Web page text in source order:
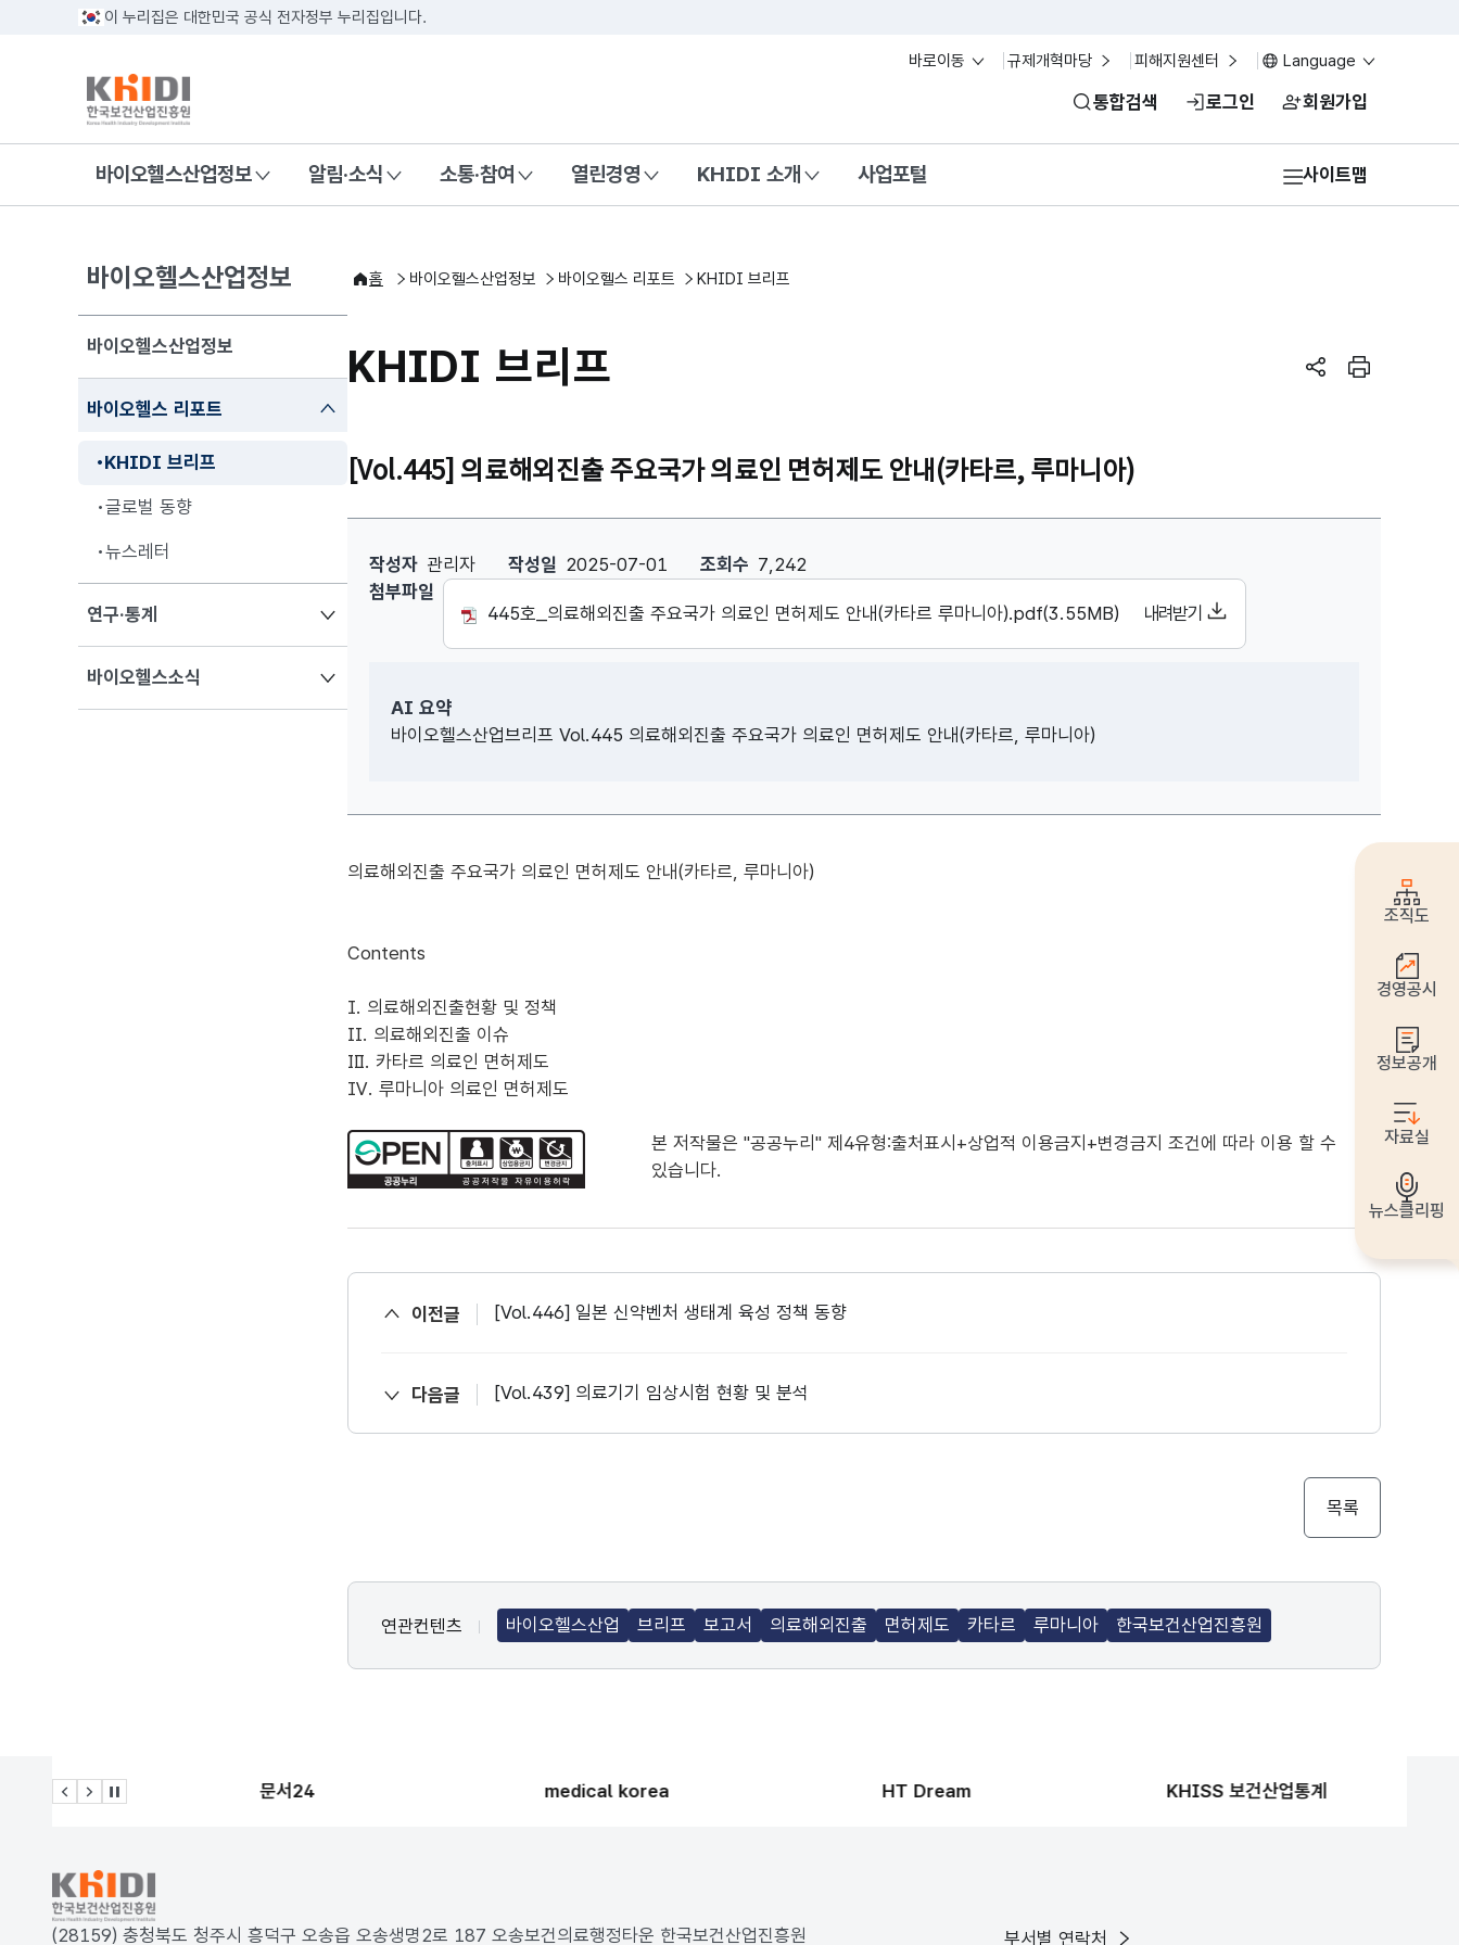
이 누리집은 대한민국 공식 전자정부 누리집입니다.
바로이동 규제개혁마당 피해지원센터 Language
통합검색 로그인 회원가입
바이오헬스산업정보 알림·소식 소통·참여 열린경영 KHIDI 소개 사업포털 사이트맵
바이오헬스산업정보
바이오헬스산업정보
바이오헬스 리포트
닫기
KHIDI 브리프
글로벌 동향
뉴스레터
연구·통계
열기
바이오헬스소식
열기
홈 바이오헬스산업정보 바이오헬스 리포트 KHIDI 브리프
KHIDI 브리프 페이지 공유하기
페이지 인쇄
[Vol.445] 의료해외진출 주요국가 의료인 면허제도 안내(카타르, 루마니아)
[Vol.445] 의료해외진출 주요국가 의료인 면허제도 안내(카타르, 루마니아) : 작성자, 작성일, 조회수, 첨부파일 정보 제공
작성자 관리자 작성일 2025-07-01 조회수 7,242
첨부파일
445호_의료해외진출 주요국가 의료인 면허제도 안내(카타르 루마니아).pdf(3.55MB)
내려받기
AI 요약
바이오헬스산업브리프 Vol.445 의료해외진출 주요국가 의료인 면허제도 안내(카타르, 루마니아)
의료해외진출 주요국가 의료인 면허제도 안내(카타르, 루마니아)
Contents
Ⅰ. 의료해외진출현황 및 정책
Ⅱ. 의료해외진출 이슈
Ⅲ. 카타르 의료인 면허제도
Ⅳ. 루마니아 의료인 면허제도
본 저작물은 "공공누리" 제4유형:출처표시+상업적 이용금지+변경금지 조건에 따라 이용 할 수
있습니다.
이전글 [Vol.446] 일본 신약벤처 생태계 육성 정책 동향
다음글 [Vol.439] 의료기기 임상시험 현황 및 분석
목록
연관컨텐츠 바이오헬스산업 브리프 보고서 의료해외진출 면허제도 카타르 루마니아 한국보건산업진흥원
조직도
경영공시
정보공개
자료실
뉴스클리핑
이전 슬라이드
다음 슬라이드
관련사이트 자동재생 멈춤
문서24 medical korea HT Dream KHISS 보건산업통계
KRDS - Korea Design System
(28159) 충청북도 청주시 흥덕구 오송읍 오송생명2로 187 오송보건의료행정타운 한국보건산업진흥원 부서별 연락처